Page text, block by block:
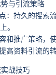
与引流策略
：持久的搜索
。
和推广策略，
高资料引流的
战技巧